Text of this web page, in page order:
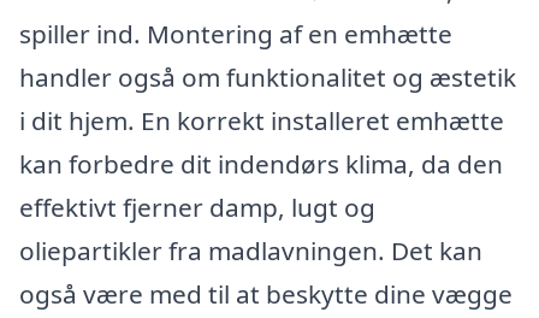
spiller ind. Montering af en emhætte
handler også om funktionalitet og æstetik
i dit hjem. En korrekt installeret emhætte
kan forbedre dit indendørs klima, da den
effektivt fjerner damp, lugt og
oliepartikler fra madlavningen. Det kan
også være med til at beskytte dine vægge